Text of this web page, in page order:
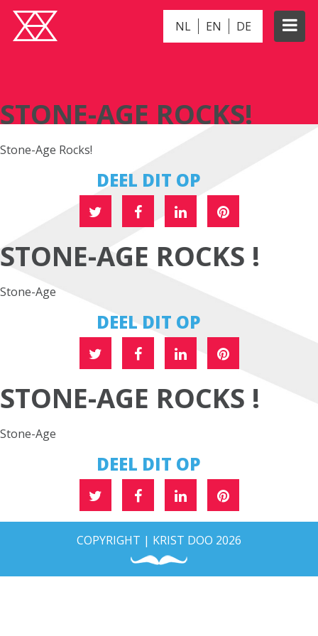
NL EN DE
STONE-AGE ROCKS!
Stone-Age Rocks!
DEEL DIT OP
STONE-AGE ROCKS !
Stone-Age
DEEL DIT OP
STONE-AGE ROCKS !
Stone-Age
DEEL DIT OP
COPYRIGHT | KRIST DOO 2026